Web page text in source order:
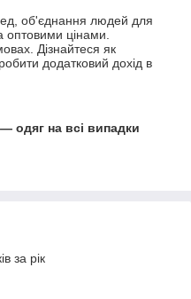
об'єднання людей для
оптовими цінами.
Дізнайтеся як
додатковий дохід в
одяг на всі випадки
за рік